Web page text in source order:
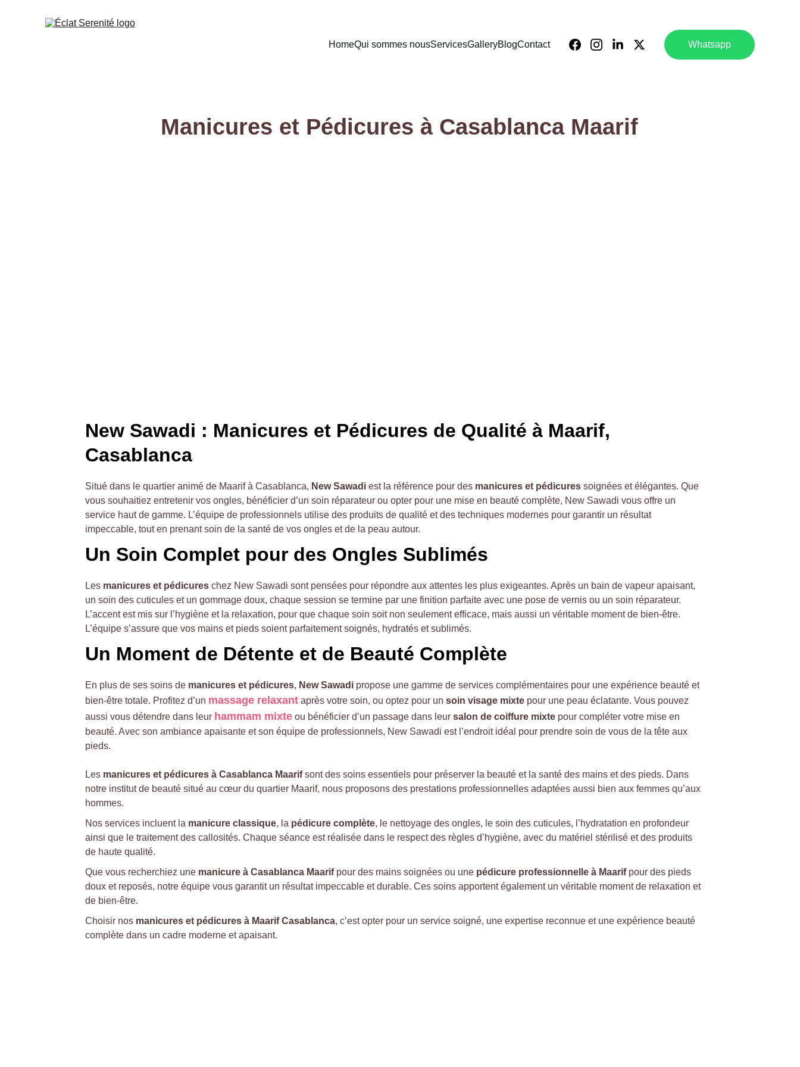
HomeQui sommes nousServicesGalleryBlogContact Whatsapp
Manicures et Pédicures à Casablanca Maarif
New Sawadi : Manicures et Pédicures de Qualité à Maarif,
Casablanca
Situé dans le quartier animé de Maarif à Casablanca, New Sawadi est la référence pour des manicures et pédicures soignées et élégantes. Que
vous souhaitiez entretenir vos ongles, bénéficier d’un soin réparateur ou opter pour une mise en beauté complète, New Sawadi vous offre un
service haut de gamme. L’équipe de professionnels utilise des produits de qualité et des techniques modernes pour garantir un résultat
impeccable, tout en prenant soin de la santé de vos ongles et de la peau autour.
Un Soin Complet pour des Ongles Sublimés
Les manicures et pédicures chez New Sawadi sont pensées pour répondre aux attentes les plus exigeantes. Après un bain de vapeur apaisant,
un soin des cuticules et un gommage doux, chaque session se termine par une finition parfaite avec une pose de vernis ou un soin réparateur.
L’accent est mis sur l’hygiène et la relaxation, pour que chaque soin soit non seulement efficace, mais aussi un véritable moment de bien-être.
L’équipe s’assure que vos mains et pieds soient parfaitement soignés, hydratés et sublimés.
Un Moment de Détente et de Beauté Complète
En plus de ses soins de manicures et pédicures, New Sawadi propose une gamme de services complémentaires pour une expérience beauté et
bien-être totale. Profitez d’un massage relaxant après votre soin, ou optez pour un soin visage mixte pour une peau éclatante. Vous pouvez
aussi vous détendre dans leur hammam mixte ou bénéficier d’un passage dans leur salon de coiffure mixte pour compléter votre mise en
beauté. Avec son ambiance apaisante et son équipe de professionnels, New Sawadi est l’endroit idéal pour prendre soin de vous de la tête aux
pieds.
Les manicures et pédicures à Casablanca Maarif sont des soins essentiels pour préserver la beauté et la santé des mains et des pieds. Dans
notre institut de beauté situé au cœur du quartier Maarif, nous proposons des prestations professionnelles adaptées aussi bien aux femmes qu’aux
hommes.
Nos services incluent la manicure classique, la pédicure complète, le nettoyage des ongles, le soin des cuticules, l’hydratation en profondeur
ainsi que le traitement des callosités. Chaque séance est réalisée dans le respect des règles d’hygiène, avec du matériel stérilisé et des produits
de haute qualité.
Que vous recherchiez une manicure à Casablanca Maarif pour des mains soignées ou une pédicure professionnelle à Maarif pour des pieds
doux et reposés, notre équipe vous garantit un résultat impeccable et durable. Ces soins apportent également un véritable moment de relaxation et
de bien-être.
Choisir nos manicures et pédicures à Maarif Casablanca, c’est opter pour un service soigné, une expertise reconnue et une expérience beauté
complète dans un cadre moderne et apaisant.